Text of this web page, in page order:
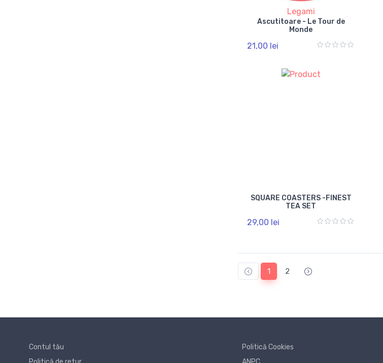
Legami
Ascutitoare - Le Tour de
Monde
21,00 lei
SQUARE COASTERS -FINEST
TEA SET
29,00 lei
1 2
Contul tău
Politică Cookies